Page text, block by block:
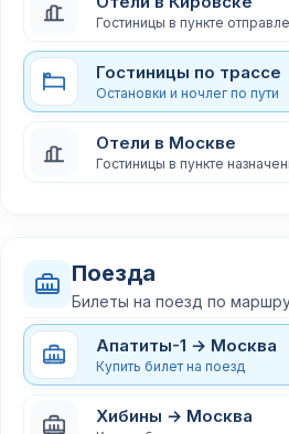
Гостиницы в пункте
Гостиницы по трассе
Остановки и ночлег по пути
Отели в Москве
Гостиницы в пункте
Поезда
Билеты на поезд по
Апатиты-1 → Москва
Купить билет на поезд
Хибины → Москва